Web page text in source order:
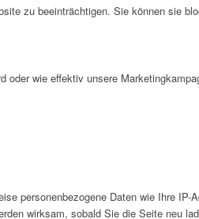
zu beeinträchtigen. Sie können sie
wie effektiv unsere
personenbezogene Daten wie Ihre
wirksam, sobald Sie die Seite neu